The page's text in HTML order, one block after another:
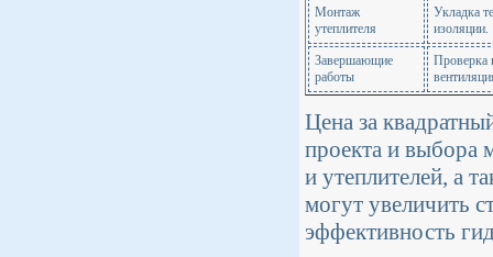
Монтаж
утеплителя
Укладка
изоляции.
Завершающие
работы
Проверка
Цена за
проекта и выбора
и утеплителей, а
могут увеличить
эффективность